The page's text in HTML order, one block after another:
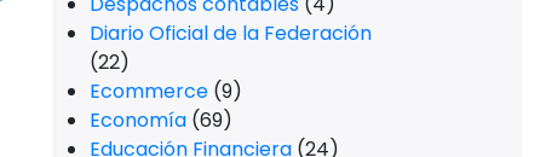
Diario Oficial de la Federación
(22)
Ecommerce (9)
Economía (69)
Educación Financiera (24)